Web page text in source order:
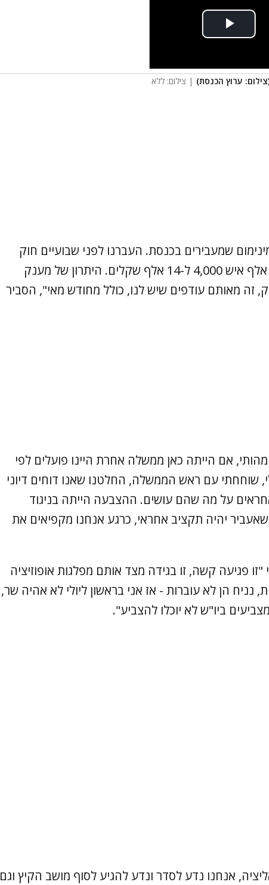
ערוץ הכנסת) | צילום: ללא
שמעבירים בכנסת. העברנו לפני שבועיים חוק
בכנסת נקודות זיכוי ומענק עבודה ל-800 אלף איש 4,000 ל-14 אלף שקלים. היתרון של מענק
מאותם עודפים שיש לנו, כולל מחודש מאי", הסביר
מהותי, אם הייתה כאן ממשלה אחרת היינו פועלים לפי
שוחחתי עם ראש הממשלה, החלטנו שאנו דוחים דיוני
על מה שהם עושים. ההצבעה הייתה בניגוד
יהיה תקציב אחראי, כרגע אנחנו מקפיאים את
פגיעה קשה, זו בגידה מצד אותם מפלגות אופוזיציה
נניח הן לא עוברות - אז אני בראשון ליולי לא אהיה שר,
אנחנו נדע לסדר ונדע להגיע לסוף מושב הקיץ וגם